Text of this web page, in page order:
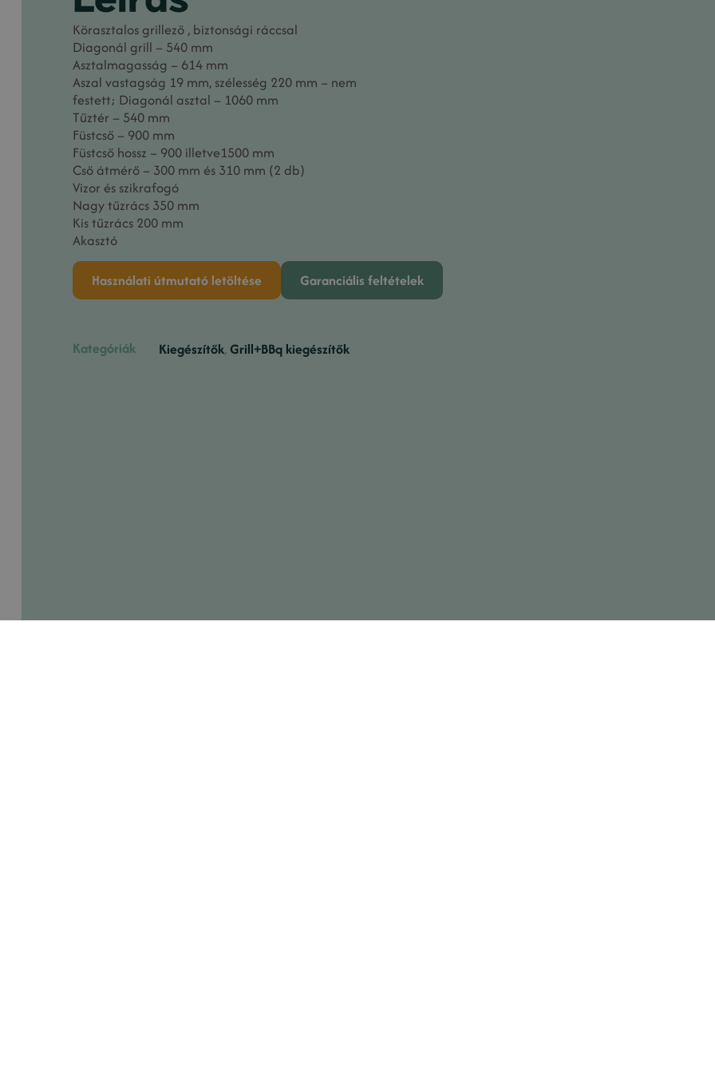
Körasztalos grillező , biztonsági ráccsal
Diagonál grill – 540 mm
Asztalmagasság – 614 mm
Aszal vastagság 19 mm, szélesség 220 mm – nem
festett; Diagonál asztal – 1060 mm
Tűztér – 540 mm
Füstcső – 900 mm
Füstcső hossz – 900 illetve1500 mm
Cső átmérő – 300 mm és 310 mm (2 db)
Vizor és szikrafogó
Nagy tűzrács 350 mm
Kis tűzrács 200 mm
Akasztó
Használati útmutató letöltése Garanciális feltételek
Kategóriák Kiegészítők,Grill+BBq kiegészítők